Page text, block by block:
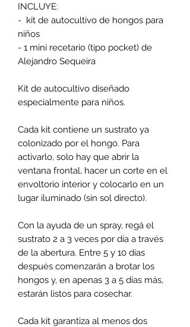
INCLUYE:
- kit de autocultivo de hongos para
niños
- 1 mini recetario (tipo pocket) de
Alejandro Sequeira
Kit de autocultivo diseñado
especialmente para niños.
Cada kit contiene un sustrato ya
colonizado por el hongo. Para
activarlo, solo hay que abrir la
ventana frontal, hacer un corte en el
envoltorio interior y colocarlo en un
lugar iluminado (sin sol directo).
Con la ayuda de un spray, regá el
sustrato 2 a 3 veces por día a través
de la abertura. Entre 5 y 10 días
después comenzarán a brotar los
hongos y, en apenas 3 a 5 días más,
estarán listos para cosechar.
Cada kit garantiza al menos dos